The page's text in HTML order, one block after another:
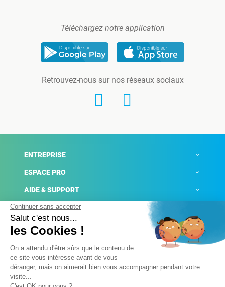
Téléchargez notre application
Retrouvez-nous sur nos réseaux sociaux
ENTREPRISE
ESPACE PRO
AIDE & SUPPORT
ACTUALITÉS
Mentions légales